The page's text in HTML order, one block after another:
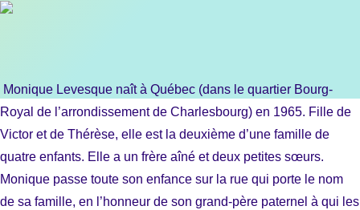
Monique Levesque naît à Québec (dans le quartier Bourg-
Royal de l’arrondissement de Charlesbourg) en 1965. Fille de
Victor et de Thérèse, elle est la deuxième d’une famille de
quatre enfants. Elle a un frère aîné et deux petites sœurs.
Monique passe toute son enfance sur la rue qui porte le nom
de sa famille, en l’honneur de son grand-père paternel à qui les